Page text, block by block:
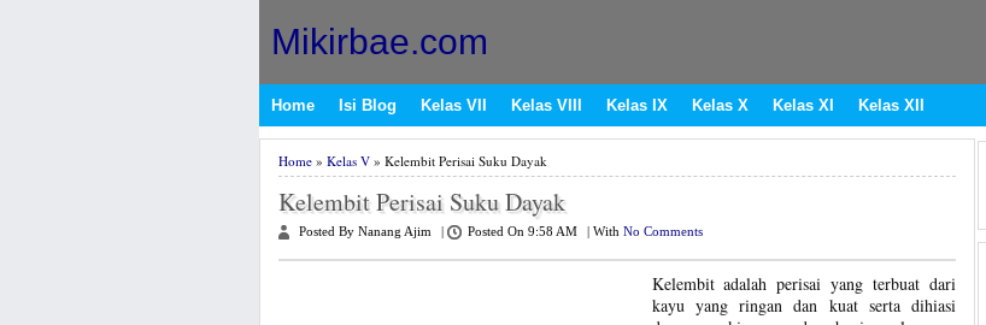
Mikirbae.com
Home Isi Blog Kelas VII Kelas VIII Kelas IX Kelas X Kelas XI Kelas XII
Home» Kelas V» Kelembit Perisai Suku Dayak
Kelembit Perisai Suku Dayak
Posted By Nanang Ajim Posted On 9:58 AM With No Comments
Kelembit adalah perisai yang terbuat dari
kayu yang ringan dan kuat serta dihiasi